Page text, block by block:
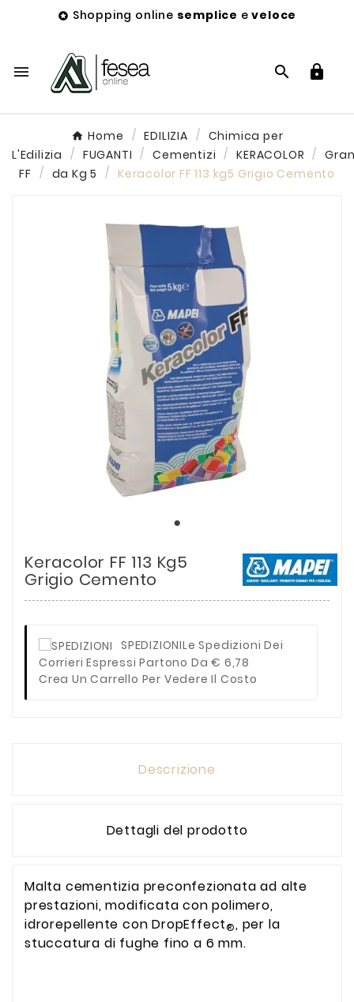
 Shopping online semplice eveloce
  
Home EDILIZIA
Chimica per
L'Edilizia
FUGANTI Cementizi KERACOLOR
FF
da Kg 5 Keracolor FF 113 kg5 Grigio Cemento
Keracolor FF 113 Kg5
Grigio Cemento
SPEDIZIONILe Spedizioni Dei
Corrieri Espressi Partono Da € 6,78
Crea Un Carrello Per Vedere Il Costo
Descrizione
Dettagli del prodotto
Malta cementizia preconfezionata ad alte
prestazioni, modificata con polimero,
idrorepellente con DropEffect®, per la
stuccatura di fughe fino a 6 mm.